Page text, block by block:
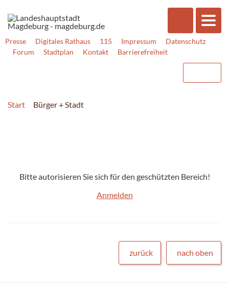
Presse Digitales Rathaus 115 Impressum
Datenschutz
Forum
Stadtplan Kontakt Barrierefreiheit
Start Bürger + Stadt
Bitte autorisieren Sie sich für den geschützten Bereich!
Anmelden
zurück nach oben